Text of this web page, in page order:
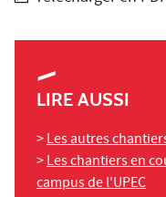
LIRE AUSSI
>Les autres
>Les chantiers en
campus de l'UPEC